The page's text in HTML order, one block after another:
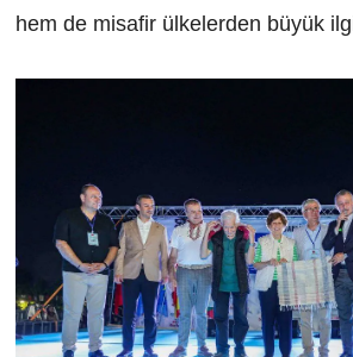
hem de misafir ülkelerden büyük